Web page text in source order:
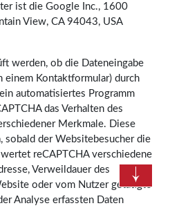
ist die Google Inc., 1600
View, CA 94043, USA
werden, ob die Dateneingabe
einem Kontaktformular) durch
automatisiertes Programm
das Verhalten des
Merkmale. Diese
sobald der Websitebesucher die
reCAPTCHA verschiedene
Verweildauer des
oder vom Nutzer getätigte
Analyse erfassten Daten